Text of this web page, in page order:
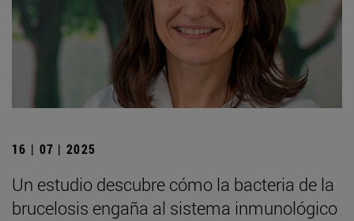
16 | 07 | 2025
Un estudio descubre cómo la bacteria de la
brucelosis engaña al sistema inmunológico